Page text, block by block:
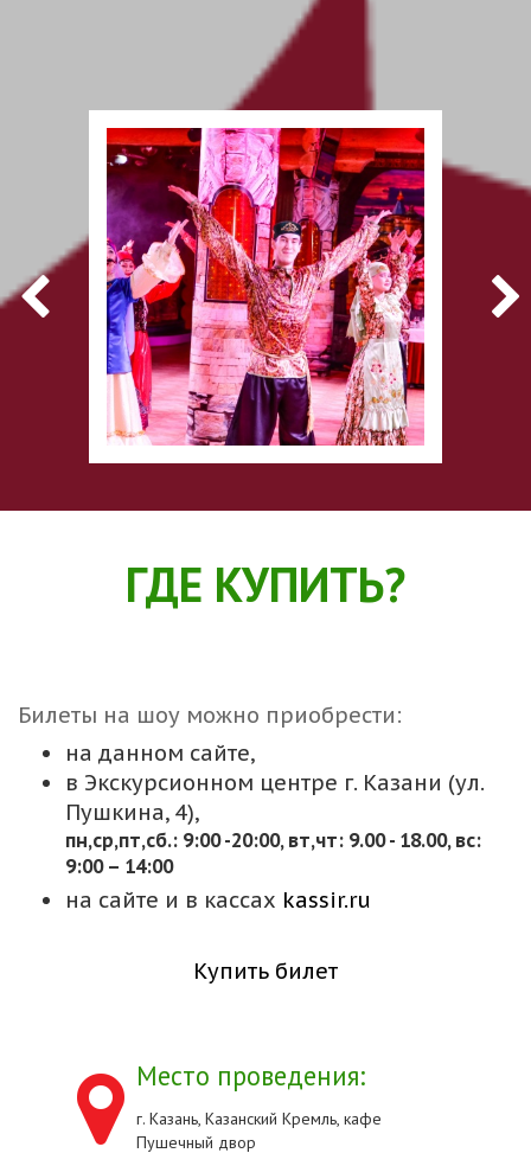
ГДЕ КУПИТЬ?
Билеты на шоу можно приобрести:
на данном сайте,
в Экскурсионном центре г. Казани (ул.
Пушкина, 4),
пн,cр,пт,сб.: 9:00 -20:00, вт,чт: 9.00 - 18.00, вс:
9:00 – 14:00
на сайте и в кассах kassir.ru
Купить билет
Место проведения:
г. Казань, Казанский Кремль, кафе
Пушечный двор